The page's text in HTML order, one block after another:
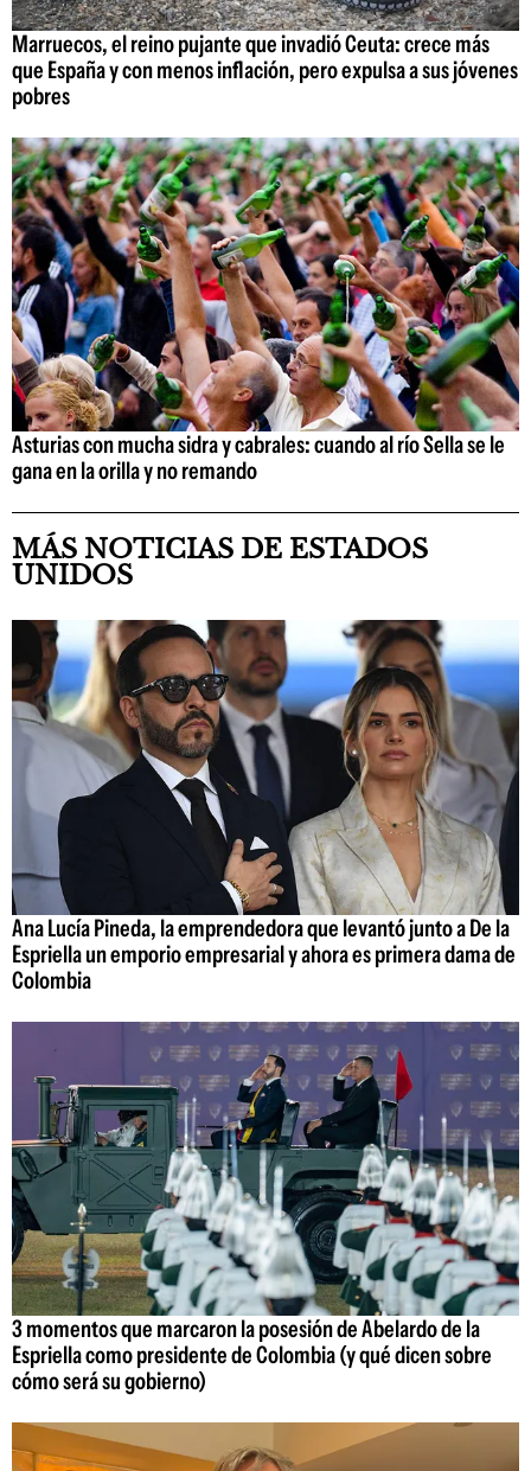
Marruecos, el reino pujante que invadió Ceuta: crece más
que España y con menos inflación, pero expulsa a sus jóvenes
pobres
Asturias con mucha sidra y cabrales: cuando al río Sella se le
gana en la orilla y no remando
MÁS NOTICIAS DE ESTADOS
UNIDOS
Ana Lucía Pineda, la emprendedora que levantó junto a De la
Espriella un emporio empresarial y ahora es primera dama de
Colombia
3 momentos que marcaron la posesión de Abelardo de la
Espriella como presidente de Colombia (y qué dicen sobre
cómo será su gobierno)